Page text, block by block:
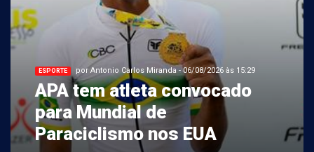
ESPORTE por Antonio Carlos Miranda - 06/08/2026 às 15:29
APA tem atleta convocado
para Mundial de
Paraciclismo nos EUA